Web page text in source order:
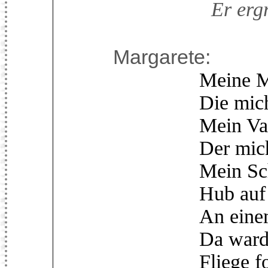
Er
Margarete:
Meine
Die mich
Mein Vater,
Der mich
Mein
Hub auf
An einem
Da ward ich
Fliege fort,